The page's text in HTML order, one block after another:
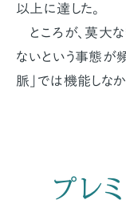
以上に達した。
ところが、莫大な
ないという事態が
脈」では機能しなか
プレ